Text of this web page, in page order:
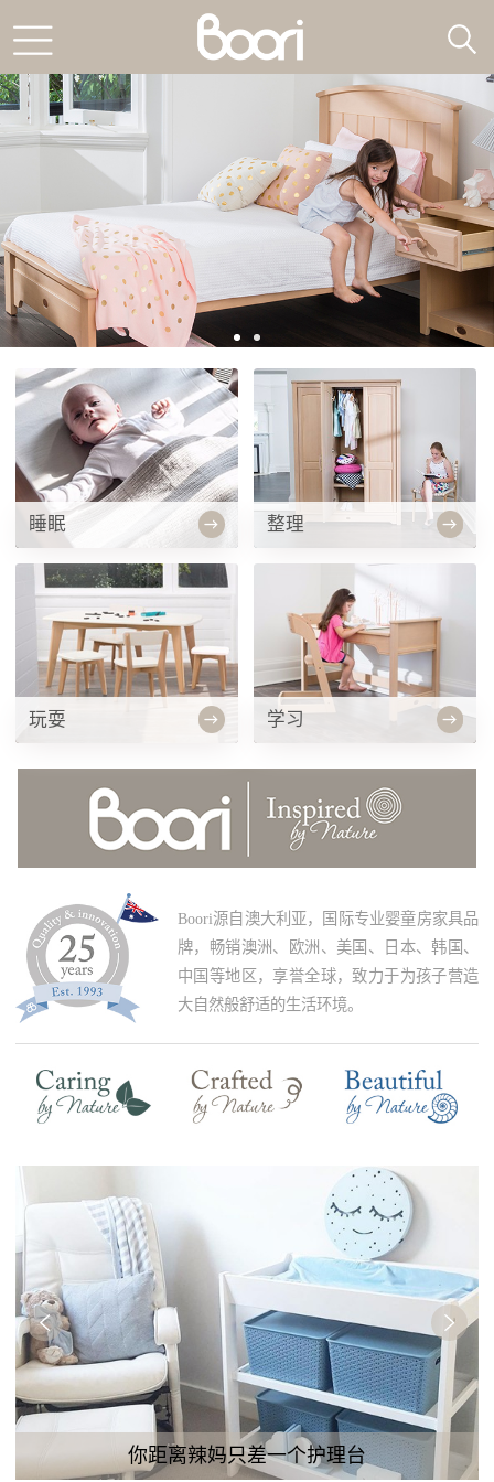
睡眠 整理
玩耍 学习
Boori源自澳大利亚，国际专业婴童房家具品
牌，畅销澳洲、欧洲、美国、日本、韩国、
中国等地区，享誉全球，致力于为孩子营造
大自然般舒适的生活环境。
你距离辣妈只差一个护理台